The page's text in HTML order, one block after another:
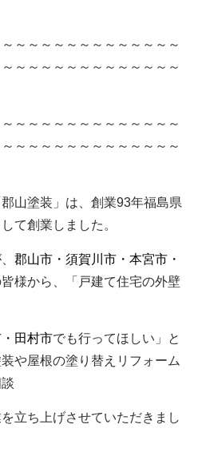
～～～～～～～～～～～～～
～～～～～～～～～～～～～
～～～～～～～～～～～～～
～～～～～～～～～～～～～
山塗装」は、創業93年福島県
て創業しました。
郡山市・須賀川市・本宮市・
様から、「戸建て住宅の外壁
田村市でも行ってほしい」と
や屋根の塗り替えリフォーム
立ち上げさせていただきまし